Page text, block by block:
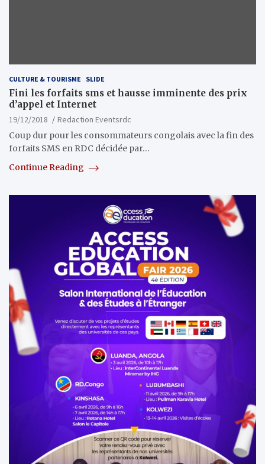
CULTURE & TOURISME SLIDE
Fini les forfaits sms et hausse imminente des prix
d’appel et Internet
19/12/2018
Redaction Eventsrdc
Coup dur pour les consommateurs congolais avec la fin des
forfaits SMS en RDC décidée par…
Continue Reading